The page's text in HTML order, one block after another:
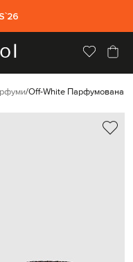
Off-White Парфумована